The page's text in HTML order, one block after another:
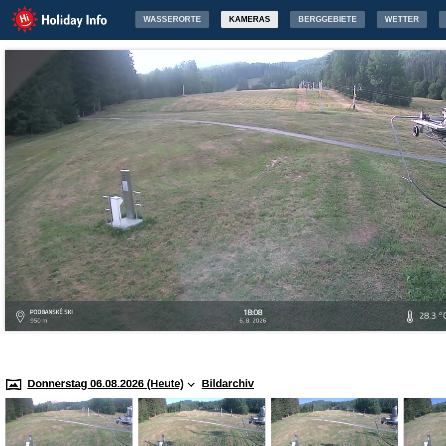
Holiday Info WASSERORTE KAMERAS BERGGEBIETE WETTER
PODBANSKÉ SKI
950 m
18:08
6. 8. 2026 28.3
Donnerstag 06.08.2026 (Heute) Bildarchiv